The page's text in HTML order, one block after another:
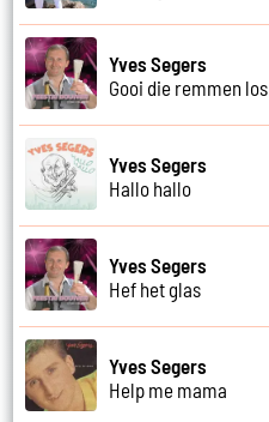
Yves Segers
Gooi die remmen los
Yves Segers
Hallo hallo
Yves Segers
Hef het glas
Yves Segers
Help me mama